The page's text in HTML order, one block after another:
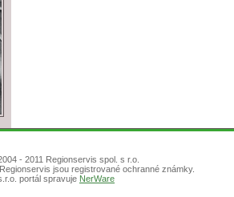
- 2011 Regionservis spol. s r.o.
jsou registrované ochranné známky.
portál spravuje NerWare